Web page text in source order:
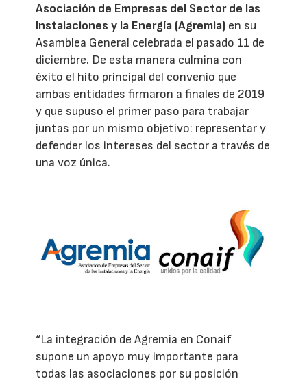
Asociación de Empresas del Sector de las
Instalaciones y la Energía (Agremia) en su
Asamblea General celebrada el pasado 11 de
diciembre. De esta manera culmina con
éxito el hito principal del convenio que
ambas entidades firmaron a finales de 2019
y que supuso el primer paso para trabajar
juntas por un mismo objetivo: representar y
defender los intereses del sector a través de
una voz única.
“La integración de Agremia en Conaif
supone un apoyo muy importante para
todas las asociaciones por su posición